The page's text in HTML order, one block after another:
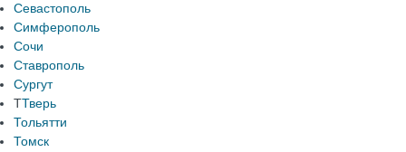
Севастополь
Симферополь
Сочи
Ставрополь
Сургут
ТТверь
Тольятти
Томск